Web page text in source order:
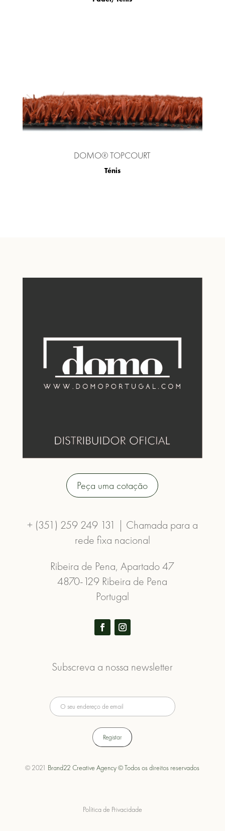
DOMO® TOPCOURT
Ténis
Peça uma cotação
+ (351) 259 249 131 | Chamada para a
rede fixa nacional
Ribeira de Pena, Apartado 47
4870-129 Ribeira de Pena
Portugal
Subscreva a nossa newsletter
© 2021 Brand22 Creative Agency © Todos os direitos reservados
Política de Privacidade